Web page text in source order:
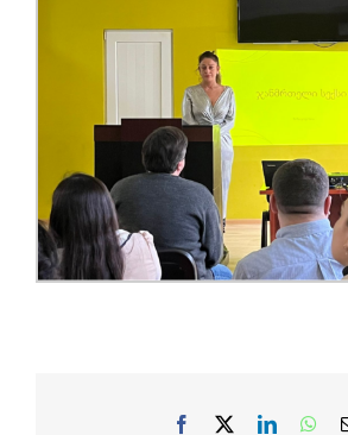
Facebook LinkedIn